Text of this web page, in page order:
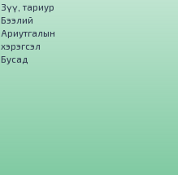
Зүү, тариур
Бээлий
Ариутгалын
хэрэгсэл
Бусад